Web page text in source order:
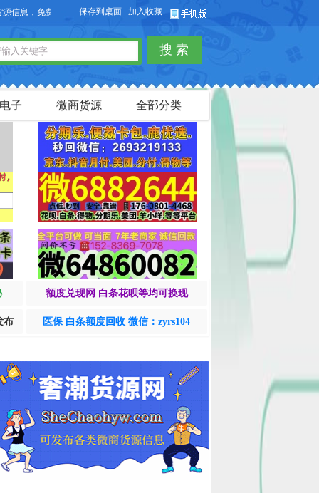
免费发布供求信息，也可以免费发布淘宝客商品信息。
保存到桌面 加入收藏
搜 索
子 微商货源 全部分类
额度兑现网 白条花呗等均可换现
布 医保 白条额度回收 微信：zyrs104